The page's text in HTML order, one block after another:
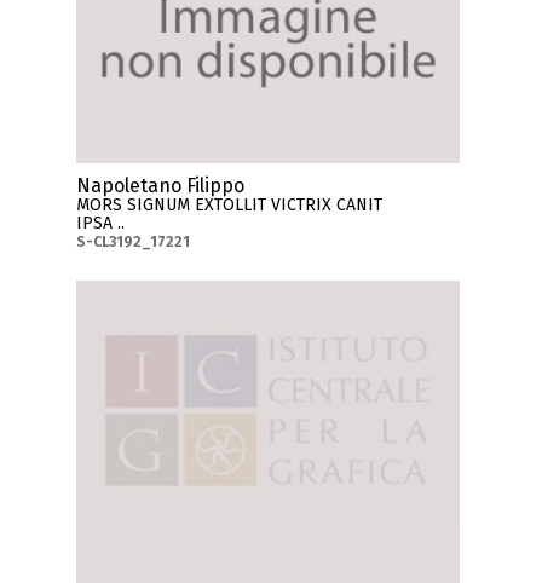
Napoletano Filippo
MORS SIGNUM EXTOLLIT VICTRIX CANIT
IPSA ..
S-CL3192_17221